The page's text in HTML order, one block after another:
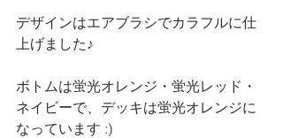
デザインはエアブラシでカラフルに仕
上げました♪
ボトムは蛍光オレンジ・蛍光レッド・
ネイビーで、デッキは蛍光オレンジに
なっています :)